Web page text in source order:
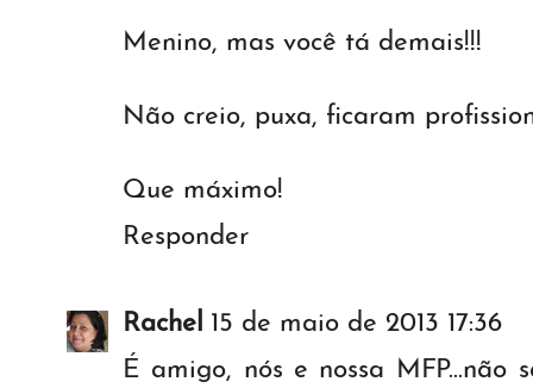
Menino, mas você tá demais!!!
Não creio, puxa, ficaram
Que máximo!
Responder
Rachel 15 de maio de 2013 17:36
É amigo, nós e nossa MFP...não